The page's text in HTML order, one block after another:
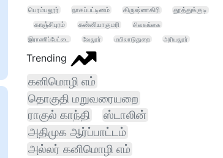
பெரம்பலூர்
நாகப்பட்டினம் கிருஷ்ணகிரி
தூத்துக்குடி
காஞ்சிபுரம்
கன்னியாகுமரி
சிவகங்கை
இராணிப்பேட்டை
வேலூர் மயிலாடுதுறை அரியலூர்
Trending
கனிமொழி எம்
தொகுதி மறுவரையறை
ராகுல் காந்தி
ஸ்டாலின்
அதிமுக ஆர்ப்பாட்டம்
அல்லர் கனிமொழி எம்